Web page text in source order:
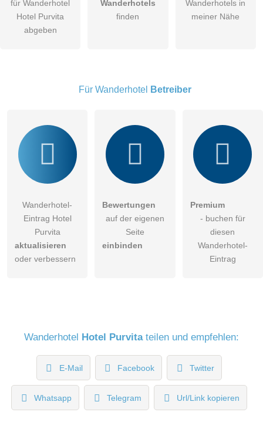
DieDatenschutzerklärung habe ich zur Kenntnis genommen.
Besucher sichtbar.
für Wanderhotel
Hotel Purvita
abgeben
Wanderhotels
finden
Wanderhotels in
meiner Nähe
Für Wanderhotel Betreiber
Wanderhotel-
Eintrag Hotel
Purvita
aktualisieren
oder verbessern
Bewertungen
auf der eigenen
Seite
einbinden
Premium
- buchen für
diesen
Wanderhotel-
Eintrag
Wanderhotel Hotel Purvitateilen und empfehlen:
E-Mail Facebook Twitter
Whatsapp Telegram Url/Link kopieren